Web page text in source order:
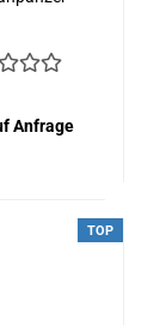
Anfrage
TOP